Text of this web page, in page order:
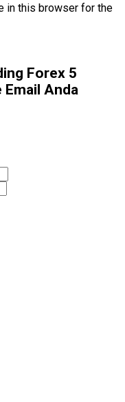
in this browser for the
Forex 5
Email Anda